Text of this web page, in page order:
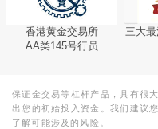
香港黄金交易所
AA类145号行员
三大
保证金交易等杠杆产品，具有很
出您的初始投入资金。我们建议
了解可能涉及的风险。